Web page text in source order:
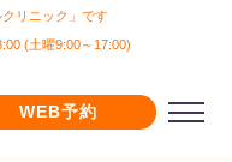
リニック」です
(土曜9:00～17:00)
WEB予約